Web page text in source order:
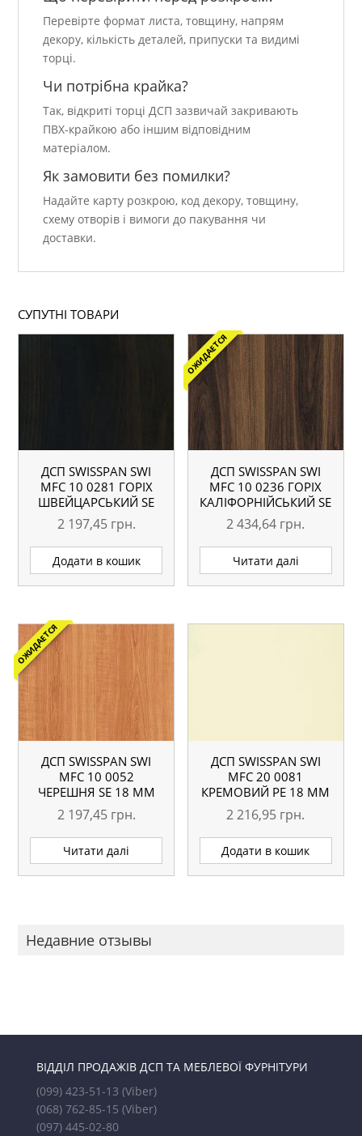
Перевірте формат листа, товщину, напрям
декору, кількість деталей, припуски та видимі
торці.
Чи потрібна крайка?
Так, відкриті торці ДСП зазвичай закривають
ПВХ-крайкою або іншим відповідним
матеріалом.
Як замовити без помилки?
Надайте карту розкрою, код декору, товщину,
схему отворів і вимоги до пакування чи
доставки.
СУПУТНІ ТОВАРИ
ДСП SWISSPAN SWI
MFC 10 0281 ГОРІХ
ШВЕЙЦАРСЬКИЙ SE
18 ММ
2 197,45 грн.
Додати в кошик
ОЖИДАЕТСЯ
ДСП SWISSPAN SWI
MFC 10 0236 ГОРІХ
КАЛІФОРНІЙСЬКИЙ SE
18 ММ
2 434,64 грн.
Читати далі
ОЖИДАЕТСЯ
ДСП SWISSPAN SWI
MFC 10 0052
ЧЕРЕШНЯ SE 18 ММ
2 197,45 грн.
Читати далі
ДСП SWISSPAN SWI
MFC 20 0081
КРЕМОВИЙ PE 18 ММ
2 216,95 грн.
Додати в кошик
Недавние отзывы
ВІДДІЛ ПРОДАЖІВ ДСП ТА МЕБЛЕВОЇ ФУРНІТУРИ
(099) 423-51-13 (Viber)
(068) 762-85-15 (Viber)
(097) 445-02-80